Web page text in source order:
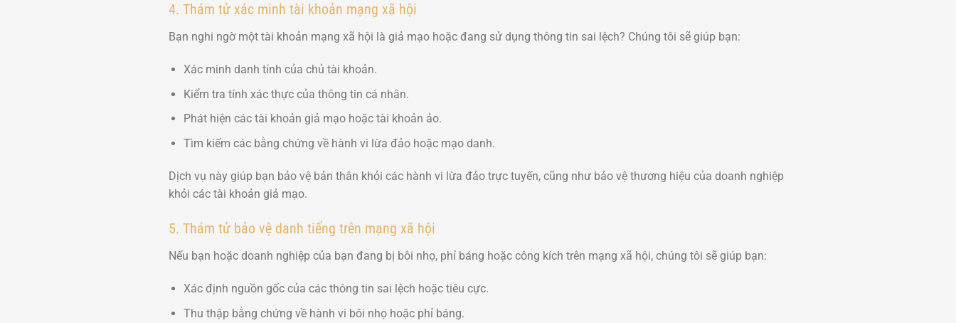
4. Thám tử xác minh tài khoản mạng xã hội
Bạn nghi ngờ một tài khoản mạng xã hội là giả mạo hoặc đang sử dụng thông tin sai lệch? Chúng tôi sẽ giúp bạn:
Xác minh danh tính của chủ tài khoản.
Kiểm tra tính xác thực của thông tin cá nhân.
Phát hiện các tài khoản giả mạo hoặc tài khoản ảo.
Tìm kiếm các bằng chứng về hành vi lừa đảo hoặc mạo danh.
Dịch vụ này giúp bạn bảo vệ bản thân khỏi các hành vi lừa đảo trực tuyến, cũng như bảo vệ thương hiệu của doanh nghiệp
khỏi các tài khoản giả mạo.
5. Thám tử bảo vệ danh tiếng trên mạng xã hội
Nếu bạn hoặc doanh nghiệp của bạn đang bị bôi nhọ, phỉ báng hoặc công kích trên mạng xã hội, chúng tôi sẽ giúp bạn:
Xác định nguồn gốc của các thông tin sai lệch hoặc tiêu cực.
Thu thập bằng chứng về hành vi bôi nhọ hoặc phỉ báng.